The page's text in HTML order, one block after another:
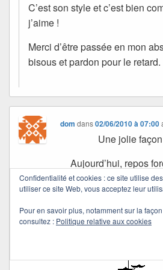
C’est son style et c’est bien
j’aime !
Merci d’être passée en mon
bisous et pardon pour le retard.
dom dans02/06/2010 à 07:00
Une jolie
Aujourd’hui, repos
Bon
Confidentialité et cookies : ce site utilise
utiliser ce site Web, vous acceptez leur
Pour en savoir plus, notamment sur la
consultez : Politique relative aux cookies